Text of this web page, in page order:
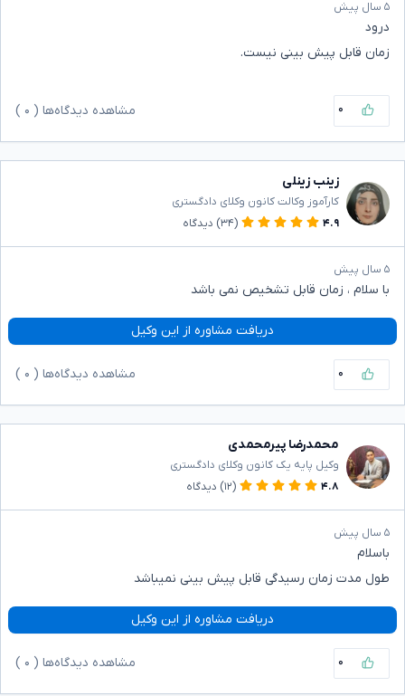
۵ سال پیش
درود
زمان قابل پیش بینی نیست.
۰ مشاهده دیدگاه‌ها ( ۰
زینب زینلی
کارآموز وکالت کانون وکلای دادگستری
۴.۹
(۳۴) دیدگاه
۵ سال پیش
با سلام ، زمان قابل تشخیص نمی باشد
دریافت مشاوره از این وکیل
۰ مشاهده دیدگاه‌ها ( ۰
محمدرضا پیرمحمدی
وکیل پایه یک کانون وکلای دادگستری
۴.۸
(۱۲) دیدگاه
۵ سال پیش
باسلام
طول مدت زمان رسیدگی قابل پیش بینی نمیباشد
دریافت مشاوره از این وکیل
۰ مشاهده دیدگاه‌ها ( ۰